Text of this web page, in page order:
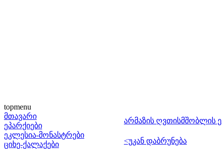
topmenu
მთავარი
ეპარქიები
ეკლესია-მონასტრები
ციხე-ქალაქები
არმაზის ღვთისმშობლის
<უკან დაბრუნება